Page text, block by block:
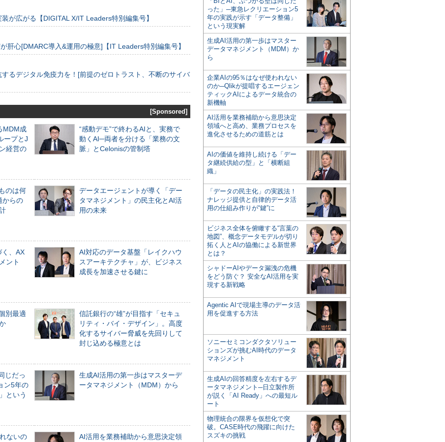
が広がる【DIGITAL X/IT Leaders特別編集号】
肝心[DMARC導入&運用の極意]【IT Leaders特別編集号】
るデジタル免疫力を！[前提のゼロトラスト、不断のサイバ
[Sponsored]
MDM成
ープとJ
経営の
“感動デモ”で終わるAIと、実務で
動くAI─両者を分ける「業務の文
脈」とCelonisの管制塔
のは何
からの
データエージェントが導く「デー
タマネジメント」の民主化とAI活
用の未来
、AX
ント
AI対応のデータ基盤「レイクハウ
スアーキテクチャ」が、ビジネス
成長を加速させる鍵に
別最適
信託銀行の“雄”が目指す「セキュ
リティ・バイ・デザイン」。高度
化するサイバー脅威を先回りして
封じ込める極意とは
じだっ
ン5年の
という
生成AI活用の第一歩はマスターデ
ータマネジメント（MDM）から
ないの
AI活用を業務補助から意思決定領
った」─東急レクリエーション5
年の実践が示す「データ整備」
という現実解
生成AI活用の第一歩はマスター
データマネジメント（MDM）か
ら
企業AIの95％はなぜ使われない
のか─Qlikが提唱するエージェン
ティックAIによるデータ統合の
新機軸
AI活用を業務補助から意思決定
領域へと高め、業務プロセスを
進化させるための道筋とは
AIの価値を維持し続ける「デー
タ継続供給の型」と「横断組
織」
「データの民主化」の実践法！
ナレッジ提供と自律的データ活
用の仕組み作りが“鍵”に
ビジネス全体を俯瞰する“言葉の
地図”、概念データモデルが切り
拓く人とAIの協働による新世界
とは？
シャドーAIやデータ漏洩の危機
をどう防ぐ？ 安全なAI活用を実
現する新戦略
Agentic AIで現場主導のデータ活
用を促進する方法
ソニーセミコンダクタソリュー
ションズが挑むAI時代のデータ
マネジメント
生成AIの回答精度を左右するデ
ータマネジメント─日立製作所
が説く「AI Ready」への最短ル
ート
物理統合の限界を仮想化で突
破。CASE時代の飛躍に向けた
スズキの挑戦